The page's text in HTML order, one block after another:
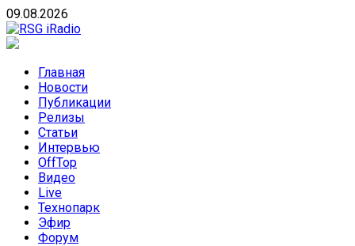
Skip
to
content
09.08.2026
направлений без возрастных ограничений
Главная
Новости
Публикации
Релизы
Статьи
Интервью
OffTop
Видео
Live
Технопарк
Эфир
Форум